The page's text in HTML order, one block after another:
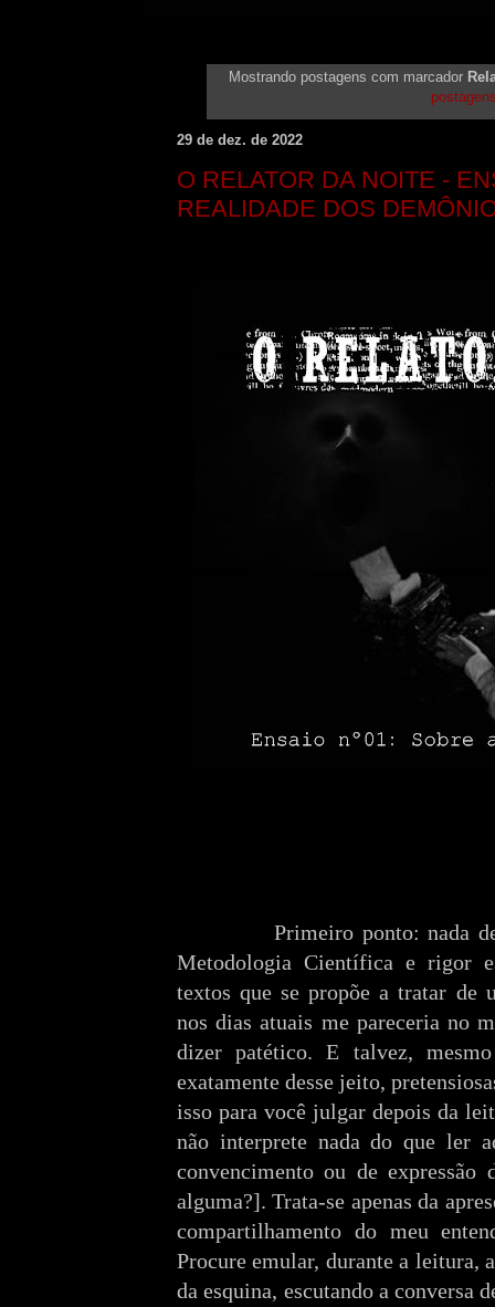
Mostrando postagens com marcador
29 de dez. de 2022
O RELATOR DA NOITE -
REALIDADE DOS
Primeiro ponto: nada
Metodologia Científica e rigor
textos que se propõe a tratar de
nos dias atuais me pareceria no
dizer patético. E talvez,
exatamente desse jeito,
isso para você julgar depois da
não interprete nada do que ler
convencimento ou de expressão
alguma?]. Trata-se apenas da
compartilhamento do meu
Procure emular, durante a leitura,
da esquina, escutando a conversa